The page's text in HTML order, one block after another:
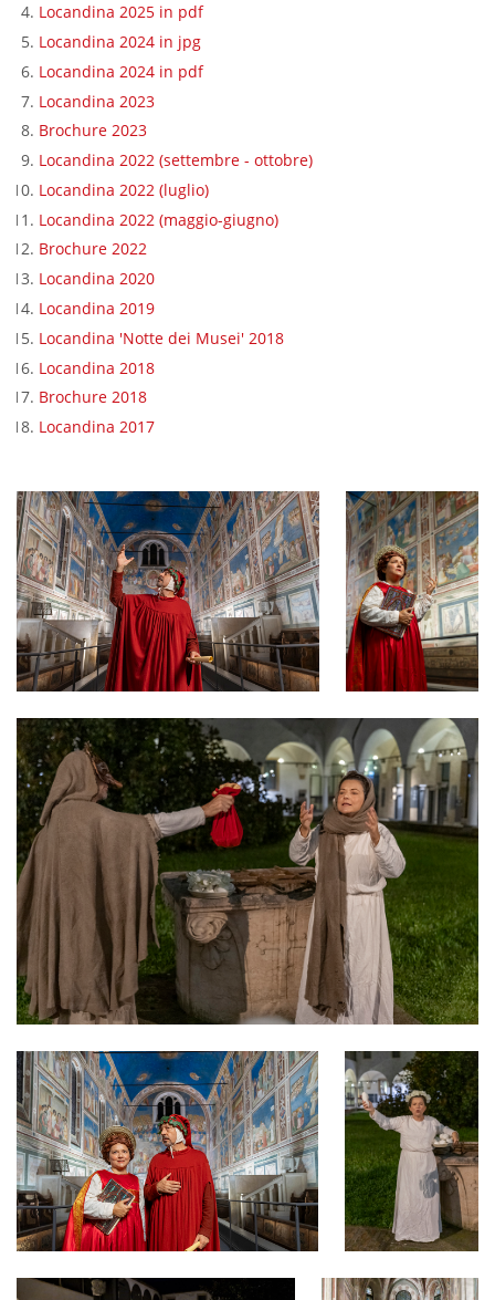
Locandina 2025 in pdf
Locandina 2024 in jpg
Locandina 2024 in pdf
Locandina 2023
Brochure 2023
Locandina 2022 (settembre - ottobre)
Locandina 2022 (luglio)
Locandina 2022 (maggio-giugno)
Brochure 2022
Locandina 2020
Locandina 2019
Locandina 'Notte dei Musei' 2018
Locandina 2018
Brochure 2018
Locandina 2017